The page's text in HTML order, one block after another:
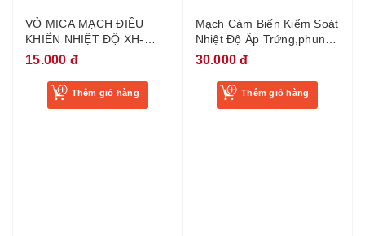
VỎ MICA MẠCH ĐIỀU
KHIỂN NHIỆT ĐỘ XH-
W1209
15.000 đ
Thêm giỏ hàng
Mạch Cảm Biến Kiểm Soát
Nhiệt Độ Ấp Trứng,phun
sương W1209 Relay
30.000 đ
Thêm giỏ hàng